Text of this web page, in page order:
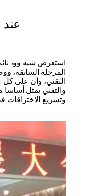
عند
استعرض شيه وو،
المرحلة السابقة،
التقني، وأن على
والتقني يمثل
وتسريع الاختراقات